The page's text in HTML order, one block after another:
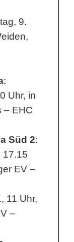
9.
:
Uhr, in
– EHC
Süd 2:
17.15
EV –
11 Uhr,
–